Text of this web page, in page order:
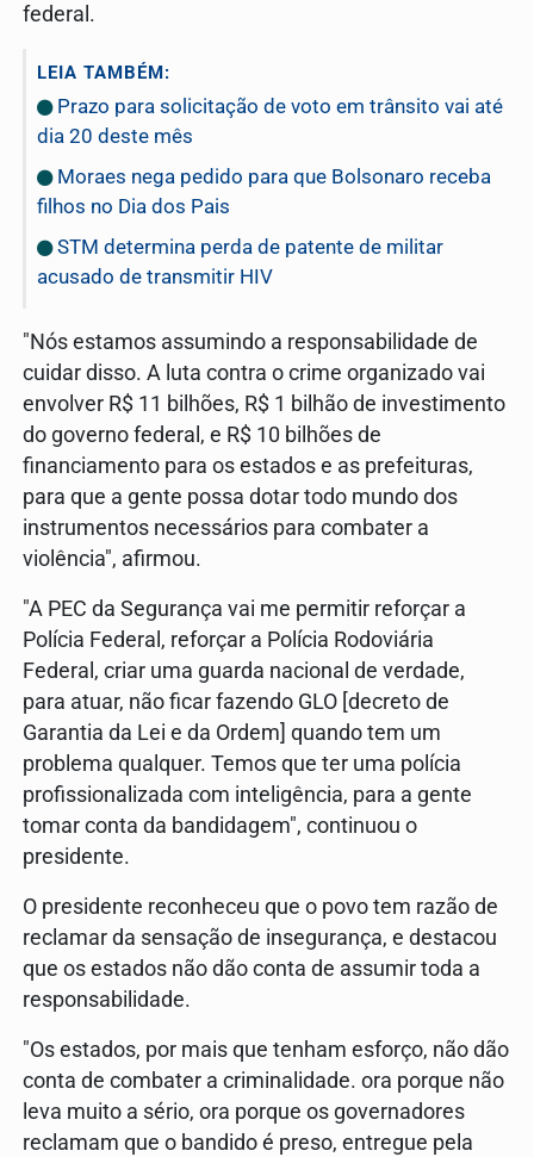
federal.
LEIA TAMBÉM:
Prazo para solicitação de voto em trânsito vai até
dia 20 deste mês
Moraes nega pedido para que Bolsonaro receba
filhos no Dia dos Pais
STM determina perda de patente de militar
acusado de transmitir HIV
"Nós estamos assumindo a responsabilidade de
cuidar disso. A luta contra o crime organizado vai
envolver R$ 11 bilhões, R$ 1 bilhão de investimento
do governo federal, e R$ 10 bilhões de
financiamento para os estados e as prefeituras,
para que a gente possa dotar todo mundo dos
instrumentos necessários para combater a
violência", afirmou.
"A PEC da Segurança vai me permitir reforçar a
Polícia Federal, reforçar a Polícia Rodoviária
Federal, criar uma guarda nacional de verdade,
para atuar, não ficar fazendo GLO [decreto de
Garantia da Lei e da Ordem] quando tem um
problema qualquer. Temos que ter uma polícia
profissionalizada com inteligência, para a gente
tomar conta da bandidagem", continuou o
presidente.
O presidente reconheceu que o povo tem razão de
reclamar da sensação de insegurança, e destacou
que os estados não dão conta de assumir toda a
responsabilidade.
"Os estados, por mais que tenham esforço, não dão
conta de combater a criminalidade. ora porque não
leva muito a sério, ora porque os governadores
reclamam que o bandido é preso, entregue pela